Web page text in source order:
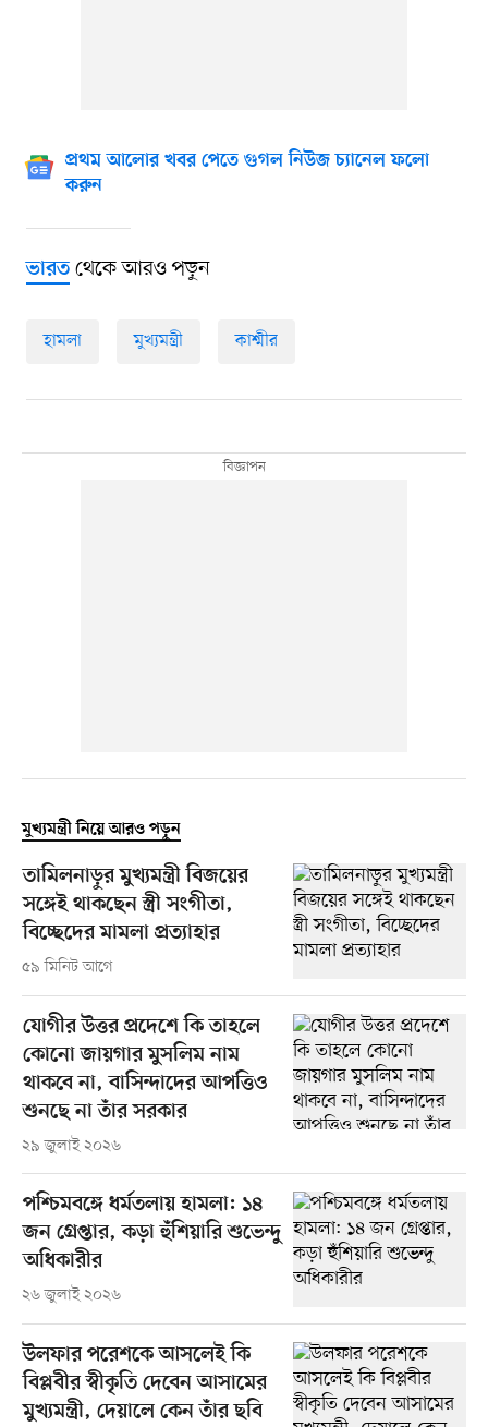
প্রথম আলোর খবর পেতে গুগল নিউজ চ্যানেল ফলো
করুন
ভারতথেকে আরও পড়ুন
হামলা মুখ্যমন্ত্রী কাশ্মীর
মুখ্যমন্ত্রী নিয়ে আরও পড়ুন
তামিলনাড়ুর মুখ্যমন্ত্রী বিজয়ের
সঙ্গেই থাকছেন স্ত্রী সংগীতা,
বিচ্ছেদের মামলা প্রত্যাহার
৫৯ মিনিট আগে
যোগীর উত্তর প্রদেশে কি তাহলে
কোনো জায়গার মুসলিম নাম
থাকবে না, বাসিন্দাদের আপত্তিও
শুনছে না তাঁর সরকার
২৯ জুলাই ২০২৬
পশ্চিমবঙ্গে ধর্মতলায় হামলা: ১৪
জন গ্রেপ্তার, কড়া হুঁশিয়ারি শুভেন্দু
অধিকারীর
২৬ জুলাই ২০২৬
উলফার পরেশকে আসলেই কি
বিপ্লবীর স্বীকৃতি দেবেন আসামের
মুখ্যমন্ত্রী, দেয়ালে কেন তাঁর ছবি